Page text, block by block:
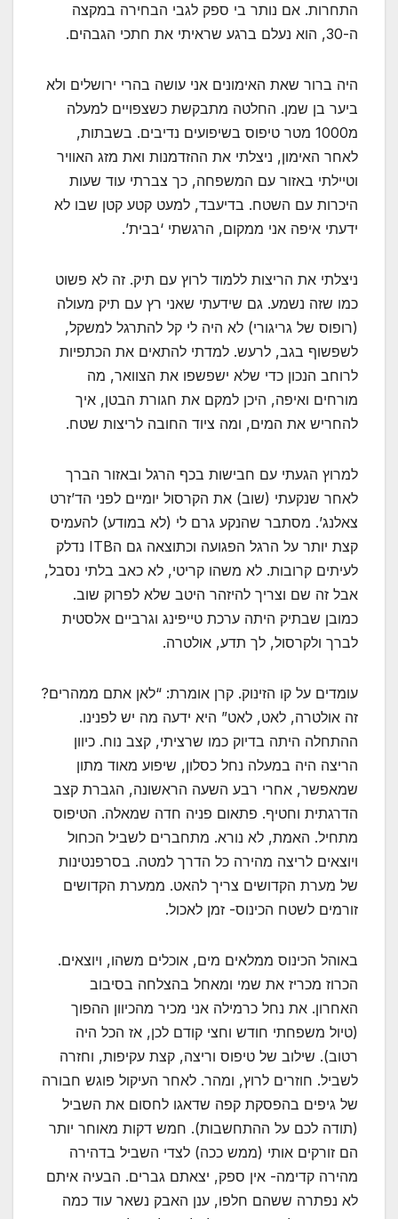
התחרות. אם נותר בי ספק לגבי הבחירה במקצה
ה-30, הוא נעלם ברגע שראיתי את חתכי הגבהים.
היה ברור שאת האימונים אני עושה בהרי ירושלים ולא
ביער בן שמן. החלטה מתבקשת כשצפויים למעלה
מ1000 מטר טיפוס בשיפועים נדיבים. בשבתות,
לאחר האימון, ניצלתי את ההזדמנות ואת מזג האוויר
וטיילתי באזור עם המשפחה, כך צברתי עוד שעות
היכרות עם השטח. בדיעבד, למעט קטע קטן שבו לא
ידעתי איפה אני ממקום, הרגשתי ‘בבית’.
ניצלתי את הריצות ללמוד לרוץ עם תיק. זה לא פשוט
כמו שזה נשמע. גם שידעתי שאני רץ עם תיק מעולה
(רופוס של גריגורי) לא היה לי קל להתרגל למשקל,
לשפשוף בגב, לרעש. למדתי להתאים את הכתפיות
לרוחב הנכון כדי שלא ישפשפו את הצוואר, מה
מורחים ואיפה, היכן למקם את חגורת הבטן, איך
להחריש את המים, ומה ציוד החובה לריצות שטח.
למרוץ הגעתי עם חבישות בכף הרגל ובאזור הברך
לאחר שנקעתי (שוב) את הקרסול יומיים לפני הד’זרט
צאלנג’. מסתבר שהנקע גרם לי (לא במודע) להעמיס
קצת יותר על הרגל הפגועה וכתוצאה גם הITB נדלק
לעיתים קרובות. לא משהו קריטי, לא כאב בלתי נסבל,
אבל זה שם וצריך להיזהר היטב שלא לפרוק שוב.
כמובן שבתיק היתה ערכת טייפינג וגרביים אלסטית
לברך ולקרסול, לך תדע, אולטרה.
עומדים על קו הזינוק. קרן אומרת: “לאן אתם ממהרים?
זה אולטרה, לאט, לאט” היא ידעה מה יש לפנינו.
ההתחלה היתה בדיוק כמו שרציתי, קצב נוח. כיוון
הריצה היה במעלה נחל כסלון, שיפוע מאוד מתון
שמאפשר, אחרי רבע השעה הראשונה, הגברת קצב
הדרגתית וחטיף. פתאום פניה חדה שמאלה. הטיפוס
מתחיל. האמת, לא נורא. מתחברים לשביל הכחול
ויוצאים לריצה מהירה כל הדרך למטה. בסרפנטינות
של מערת הקדושים צריך להאט. ממערת הקדושים
זורמים לשטח הכינוס- זמן לאכול.
באוהל הכינוס ממלאים מים, אוכלים משהו, ויוצאים.
הכרוז מכריז את שמי ומאחל בהצלחה בסיבוב
האחרון. את נחל כרמילה אני מכיר מהכיוון ההפוך
(טיול משפחתי חודש וחצי קודם לכן, אז הכל היה
רטוב). שילוב של טיפוס וריצה, קצת עקיפות, וחזרה
לשביל. חוזרים לרוץ, ומהר. לאחר העיקול פוגש חבורה
של גיפים בהפסקת קפה שדאגו לחסום את השביל
(תודה לכם על ההתחשבות). חמש דקות מאוחר יותר
הם זורקים אותי (ממש ככה) לצדי השביל בדהירה
מהירה קדימה- אין ספק, יצאתם גברים. הבעיה איתם
לא נפתרה ששהם חלפו, ענן האבק נשאר עוד כמה